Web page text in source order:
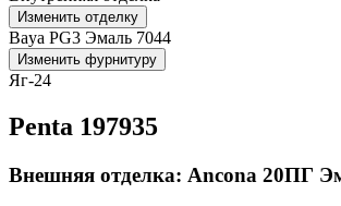
Изменить отделку
Baya PG3 Эмаль 7044
Изменить фурнитуру
Яг-24
Penta 197935
Внешняя отделка: Ancona 20ПГ